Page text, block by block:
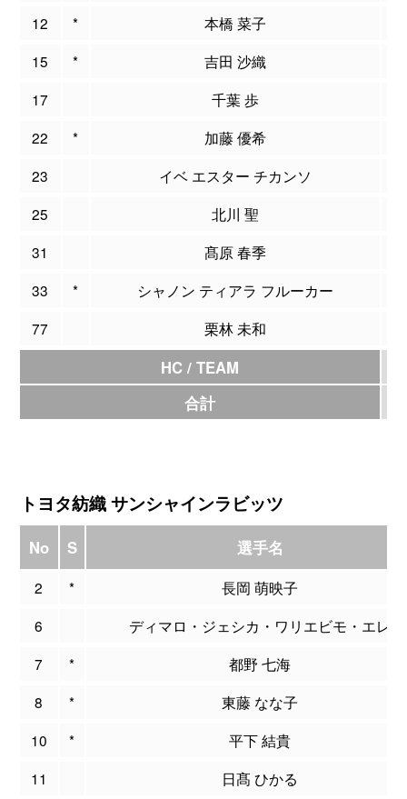
12
* 本橋 菜子
15
* 吉田 沙織
17
千葉 歩
22
* 加藤 優希
23
イベ エスター チカンソ
25
北川 聖
31
髙原 春季
33
* シャノン ティアラ フルーカー
77
栗林 未和
HC / TEAM
合計
トヨタ紡織 サンシャインラビッツ
No S 選手名
2 *
長岡 萌映子
6
ディマロ・ジェシカ・ワリエビモ・エレ
7
*
都野 七海
8
*
東藤 なな子
10
*
平下 結貴
11
日髙 ひかる